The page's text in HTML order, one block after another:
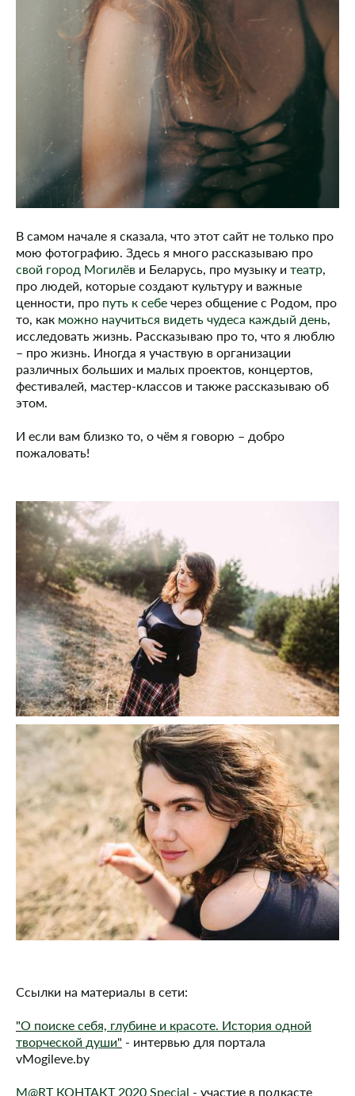
В самом начале я сказала, что этот сайт не только про
мою фотографию. Здесь я много рассказываю про
свой город Могилёв и Беларусь, про музыку и театр
про людей, которые создают культуру и важные
ценности, про путь к себе через общение с Родом, про
то, как можно научиться видеть чудеса каждый день
исследовать жизнь. Рассказываю про то, что я люблю
– про жизнь. Иногда я участвую в организации
различных больших и малых проектов, концертов,
фестивалей, мастер-классов и также рассказываю об
этом.
И если вам близко то, о чём я говорю – добро
пожаловать!
Ссылки на материалы в сети:
"О поиске себя, глубине и красоте. История одной
творческой души" - интервью для портала
vMogileve.by
М@RT КОНТАКТ 2020 Special - участие в подкасте